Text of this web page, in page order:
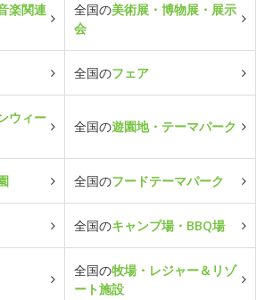
楽関連
全国の美術展・博物展・展示
会
全国のフェア
ウィー
全国の遊園地・テーマパーク
全国のフードテーマパーク
全国のキャンプ場・BBQ場
全国の牧場・レジャー＆リゾ
ート施設